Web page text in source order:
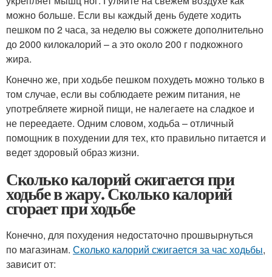
можно больше. Если вы каждый день будете ходить
пешком по 2 часа, за неделю вы сожжете дополнительно
до 2000 килокалорий – а это около 200 г подкожного
жира.
Конечно же, при ходьбе пешком похудеть можно только в
том случае, если вы соблюдаете режим питания, не
употребляете жирной пищи, не налегаете на сладкое и
не переедаете. Одним словом, ходьба – отличный
помощник в похудении для тех, кто правильно питается и
ведет здоровый образ жизни.
Сколько калорий сжигается при
ходьбе в жару. Сколько калорий
сгорает при ходьбе
Конечно, для похудения недостаточно прошвырнуться
по магазинам. Сколько калорий сжигается за час ходьбы,
зависит от: